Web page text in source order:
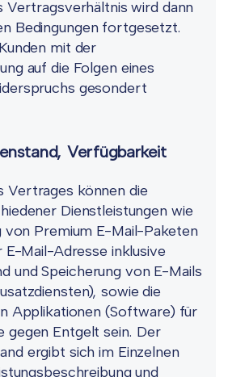
Vertragsverhältnis wird dann
Bedingungen fortgesetzt.
mit der
auf die Folgen eines
gesondert
Verfügbarkeit
Vertrages können die
Dienstleistungen wie
von Premium E-Mail-Paketen
E-Mail-Adresse inklusive
und Speicherung von E-Mails
sowie die
Applikationen (Software) für
gegen Entgelt sein. Der
ergibt sich im Einzelnen
und